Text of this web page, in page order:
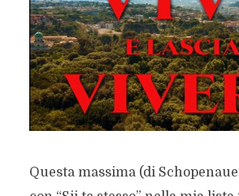
Questa massima (di